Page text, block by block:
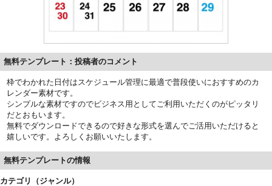
無料テンプレート：投稿者のコメント
枠でわかれた日付はスケジュール管理に最適で普段使いにおすすめのカ
レンダー素材です。
シンプルな素材ですのでビジネス用としてご利用いただくのがピッタリ
だとおもいます。
無料でダウンロードできるので好きな形式を選んでご活用いただけると
嬉しいです。よろしくお願いいたします。
無料テンプレートの情報
カテゴリ（ジャンル）